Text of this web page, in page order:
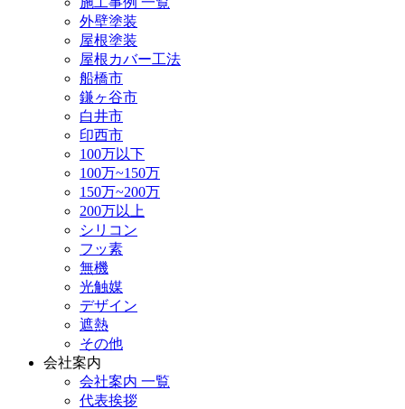
外壁塗装
屋根塗装
屋根カバー工法
船橋市
鎌ヶ谷市
白井市
印西市
100万以下
100万~150万
150万~200万
200万以上
シリコン
フッ素
無機
光触媒
デザイン
遮熱
その他
会社案内
会社案内 一覧
代表挨拶